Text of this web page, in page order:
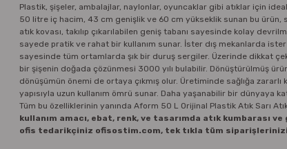
Plastik, şişeler, ambalajlar, naylonlar, oyuncaklar gibi atıklar için
50 litre iç hacim, 43 cm genişlik ve 60 cm yükseklik sunan bu ürün,
atık kovası, takılıp çıkarılabilen geniş tabanı sayesinde kolay
sayede pratik ve rahat bir kullanım sunar. İster dış mekanlarda
sayesinde tüm ortamlarda şık bir duruş sergiler. Üzerinde dikkat
bir şişenin doğada çözünmesi 3000 yılı bulabilir. Dönüştürülmüş
dönüşümün önemi de ortaya çıkmış olur. Üretiminde sağlığa
yapısıyla uzun kullanım ömrü sunar. Daha yaşanabilir bir dünyaya
Tüm bu özelliklerinin yanında Aform 50 L Orijinal Plastik Atık Sarı
kullanım amacı, ebat, renk, ve tasarımda atık
ofis tedarikçiniz ofisostim.com, tek tıkla tüm siparişlerinizi